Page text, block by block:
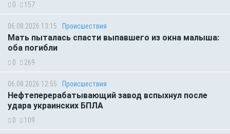
0 157
06.08.2026 13:15 Происшествия
Мать пыталась спасти выпавшего из окна малыша:
оба погибли
0 269
06.08.2026 12:55 Происшествия
Нефтеперерабатывающий завод вспыхнул после
удара украинских БПЛА
0 109